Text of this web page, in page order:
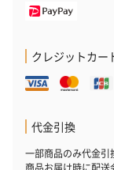
クレジットカー
代金引換
一部商品のみ代金引
商品お届け時に配